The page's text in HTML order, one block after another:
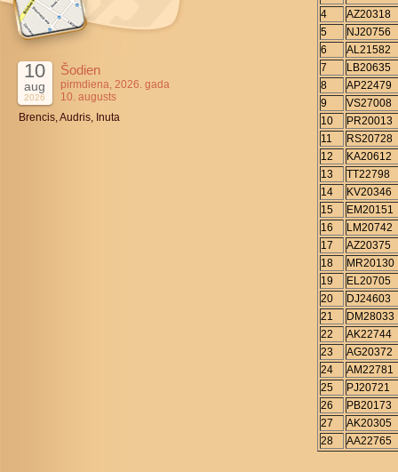
10
aug
2026
Šodien
pirmdiena, 2026. gada
10. augusts
Brencis, Audris, Inuta
4
AZ20318
5
NJ20756
6
AL21582
7
LB20635
8
AP22479
9
VS27008
10
PR20013
11
RS20728
12
KA20612
13
TT22798
14
KV20346
15
EM20151
16
LM20742
17
AZ20375
18
MR20130
19
EL20705
20
DJ24603
21
DM28033
22
AK22744
23
AG20372
24
AM22781
25
PJ20721
26
PB20173
27
AK20305
28
AA22765